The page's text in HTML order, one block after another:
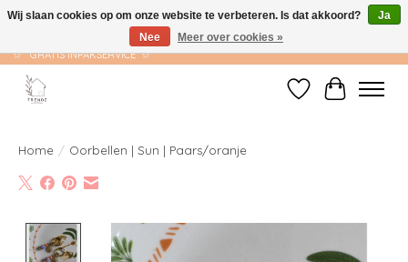
☆ GRATIS VERZENDING VANAF €75 ☆ VERZONDEN BINNEN 1-2 WERKDAGEN
☆ GRATIS INPAKSERVICE ☆
Verlanglijst
Home / Oorbellen | Sun | Paars/oranje
Product image slideshow Items
Wij slaan cookies op om onze website te verbeteren. Is dat akkoord?
Ja
Nee
Meer over cookies »